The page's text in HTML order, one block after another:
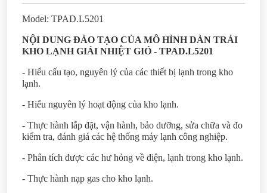
Model: TPAD.L5201
NỘI DUNG ĐÀO TẠO CỦA MÔ HÌNH DÀN TRẢI
KHO LẠNH GIẢI NHIỆT GIÓ - TPAD.L5201
- Hiểu cấu tạo, nguyên lý của các thiết bị lạnh trong kho
lạnh.
- Hiểu nguyên lý hoạt động của kho lạnh.
- Thực hành lắp đặt, vận hành, bảo dưỡng, sửa chữa và đo
kiểm tra, đánh giá các hệ thống máy lạnh công nghiệp.
- Phân tích được các hư hỏng về điện, lạnh trong kho lạnh.
- Thực hành nạp gas cho kho lạnh.